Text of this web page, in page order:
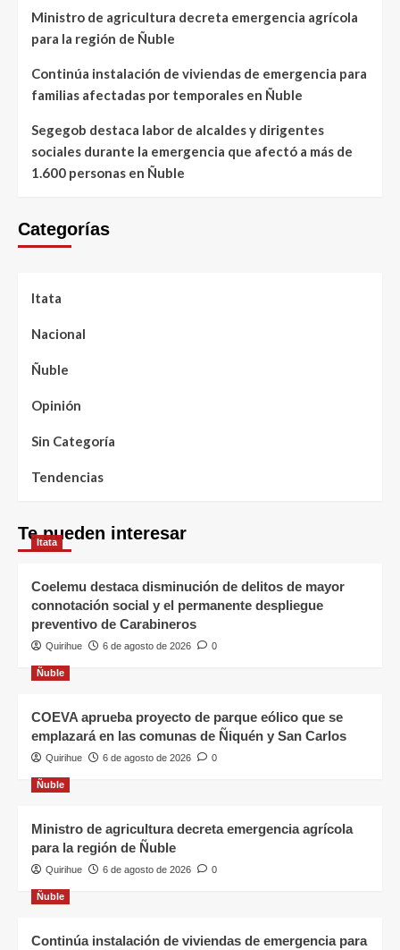
Ministro de agricultura decreta emergencia agrícola
para la región de Ñuble
Continúa instalación de viviendas de emergencia para
familias afectadas por temporales en Ñuble
Segegob destaca labor de alcaldes y dirigentes
sociales durante la emergencia que afectó a más de
1.600 personas en Ñuble
Categorías
Itata
Nacional
Ñuble
Opinión
Sin Categoría
Tendencias
Te pueden interesar
Itata
Coelemu destaca disminución de delitos de mayor
connotación social y el permanente despliegue
preventivo de Carabineros
Quirihue 6 de agosto de 2026 0
Ñuble
COEVA aprueba proyecto de parque eólico que se
emplazará en las comunas de Ñiquén y San Carlos
Quirihue 6 de agosto de 2026 0
Ñuble
Ministro de agricultura decreta emergencia agrícola
para la región de Ñuble
Quirihue 6 de agosto de 2026 0
Ñuble
Continúa instalación de viviendas de emergencia para